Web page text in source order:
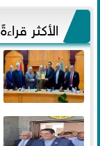
الأكثر قراءةً